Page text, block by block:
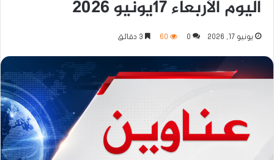
اليوم الأربعاء 17يونيو 2026
يونيو 17, 2026 0
60